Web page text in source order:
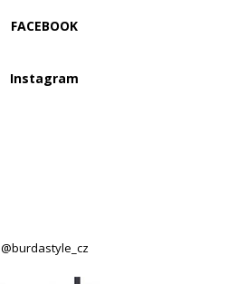
FACEBOOK
Instagram
@burdastyle_cz